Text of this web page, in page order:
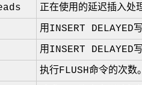
正在使用的延迟插入处
用 INSERT DELAYED
用 INSERT DELAYED
执行FLUSH命令的次数